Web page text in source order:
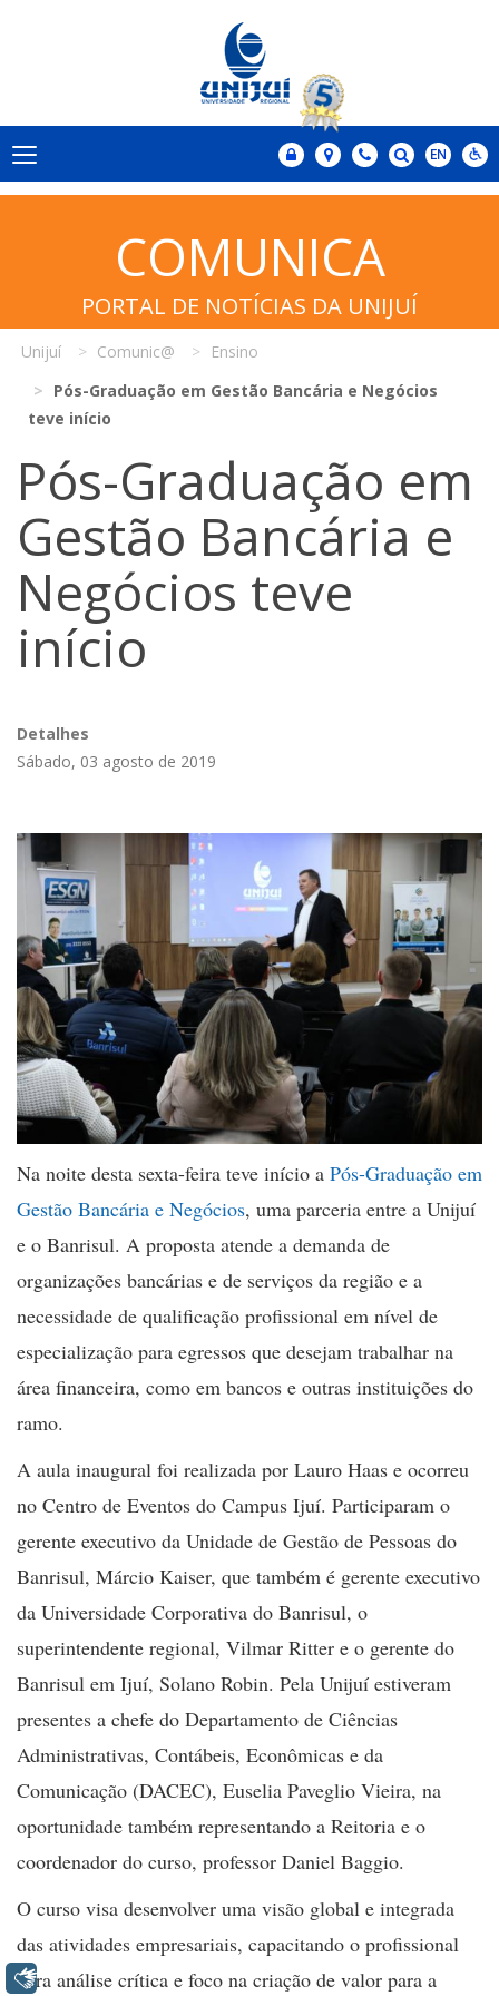
COMUNICA
PORTAL DE NOTÍCIAS DA UNIJUÍ
Unijuí Comunic@
Ensino
Pós-Graduação em Gestão Bancária e Negócios
teve início
Pós-Graduação em
Gestão Bancária e
Negócios teve
início
Detalhes
Sábado, 03 agosto de 2019
Na noite desta sexta-feira teve início a Pós-Graduação em
Gestão Bancária e Negócios, uma parceria entre a Unijuí
e o Banrisul. A proposta atende a demanda de
organizações bancárias e de serviços da região e a
necessidade de qualificação profissional em nível de
especialização para egressos que desejam trabalhar na
área financeira, como em bancos e outras instituições do
ramo.
A aula inaugural foi realizada por Lauro Haas e ocorreu
no Centro de Eventos do Campus Ijuí. Participaram o
gerente executivo da Unidade de Gestão de Pessoas do
Banrisul, Márcio Kaiser, que também é gerente executivo
da Universidade Corporativa do Banrisul, o
superintendente regional, Vilmar Ritter e o gerente do
Banrisul em Ijuí, Solano Robin. Pela Unijuí estiveram
presentes a chefe do Departamento de Ciências
Administrativas, Contábeis, Econômicas e da
Comunicação (DACEC), Euselia Paveglio Vieira, na
oportunidade também representando a Reitoria e o
coordenador do curso, professor Daniel Baggio.
O curso visa desenvolver uma visão global e integrada
das atividades empresariais, capacitando o profissional
para análise crítica e foco na criação de valor para a
Libras